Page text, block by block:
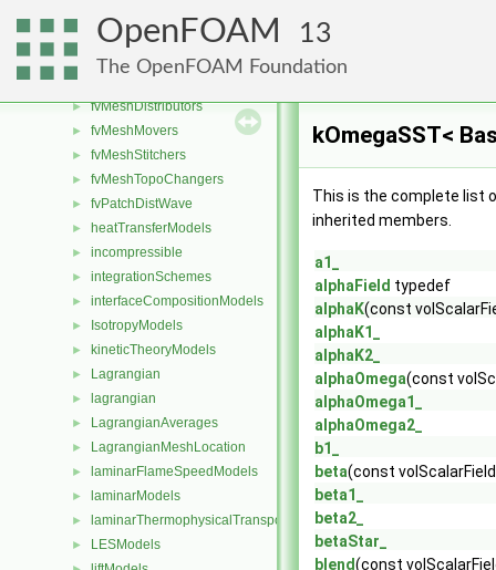
OpenFOAM 13
The OpenFOAM Foundation
► functionEntries
► functionObjects
►
► fvMeshDistributors
► fvMeshMovers
► fvMeshStitchers
► fvMeshTopoChangers
► fvPatchDistWave
► heatTransferModels
► incompressible
► integrationSchemes
► interfaceCompositionModels
► IsotropyModels
► kineticTheoryModels
► Lagrangian
► lagrangian
► LagrangianAverages
► LagrangianMeshLocation
► laminarFlameSpeedModels
► laminarModels
► laminarThermophysicalTransportModels
► LESModels
kOmegaSST<
This is the complete list
inherited members.
a1_
alphaField typedef
alphaK(const
alphaK1_
alphaK2_
alphaOmega(const
alphaOmega1_
alphaOmega2_
b1_
beta(const
beta1_
beta2_
betaStar_
blend(const